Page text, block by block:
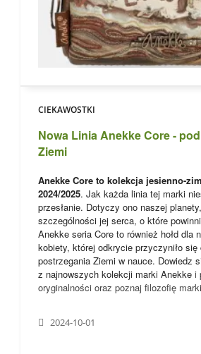
CIEKAWOSTKI
Nowa Linia Anekke Core -
Ziemi
Anekke Core to kolekcja jesienno-
2024/2025. Jak każda linia tej marki
przesłanie. Dotyczy ono naszej
szczególności jej serca, o które
Anekke seria Core to również hołd dla
kobiety, której odkrycie przyczyniło się
postrzegania Ziemi w nauce. Dowiedz
z najnowszych kolekcji marki Anekke i
oryginalności oraz poznaj filozofię
2024-10-01